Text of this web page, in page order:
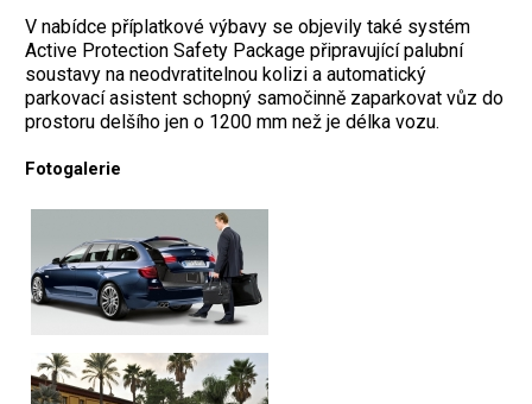
V nabídce příplatkové výbavy se objevily také systém
Active Protection Safety Package připravující palubní
soustavy na neodvratitelnou kolizi a automatický
parkovací asistent schopný samočinně zaparkovat vůz do
prostoru delšího jen o 1200 mm než je délka vozu.
Fotogalerie